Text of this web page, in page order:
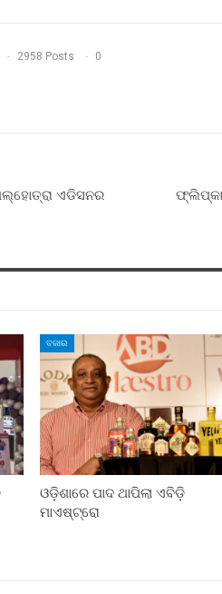
2958 Posts 0
ଏଡିସନର
ବଜାର
ଓଡ଼ିଶାରେ ପାଦ ଥାପିଲା ଏବିଡ଼ି
ମାଏଷ୍ଟ୍ରୋ